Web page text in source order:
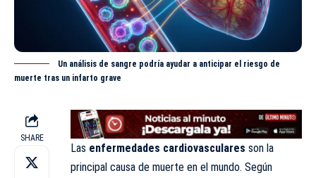
Un análisis de sangre podría ayudar a anticipar el riesgo de
muerte tras un infarto grave
SHARE
Las enfermedades cardiovasculares son la
principal causa de muerte en el mundo. Según